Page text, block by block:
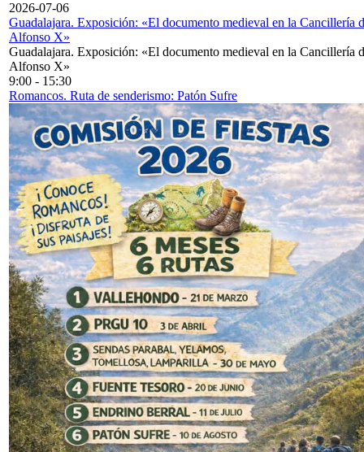
2026-07-06
Guadalajara. Exposición: «El documento medieval en la Cancillería
Alfonso X»
Guadalajara. Exposición: «El documento medieval en la Cancillería
Alfonso X»
9:00 - 15:30
Romancos. Ruta de senderismo: Patón Sufre